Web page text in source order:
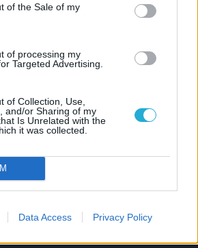
of the Sale of my
of processing my
Targeted Advertising.
of Collection, Use,
and/or Sharing of my
Is Unrelated with the
it was collected.
Data Access Privacy Policy